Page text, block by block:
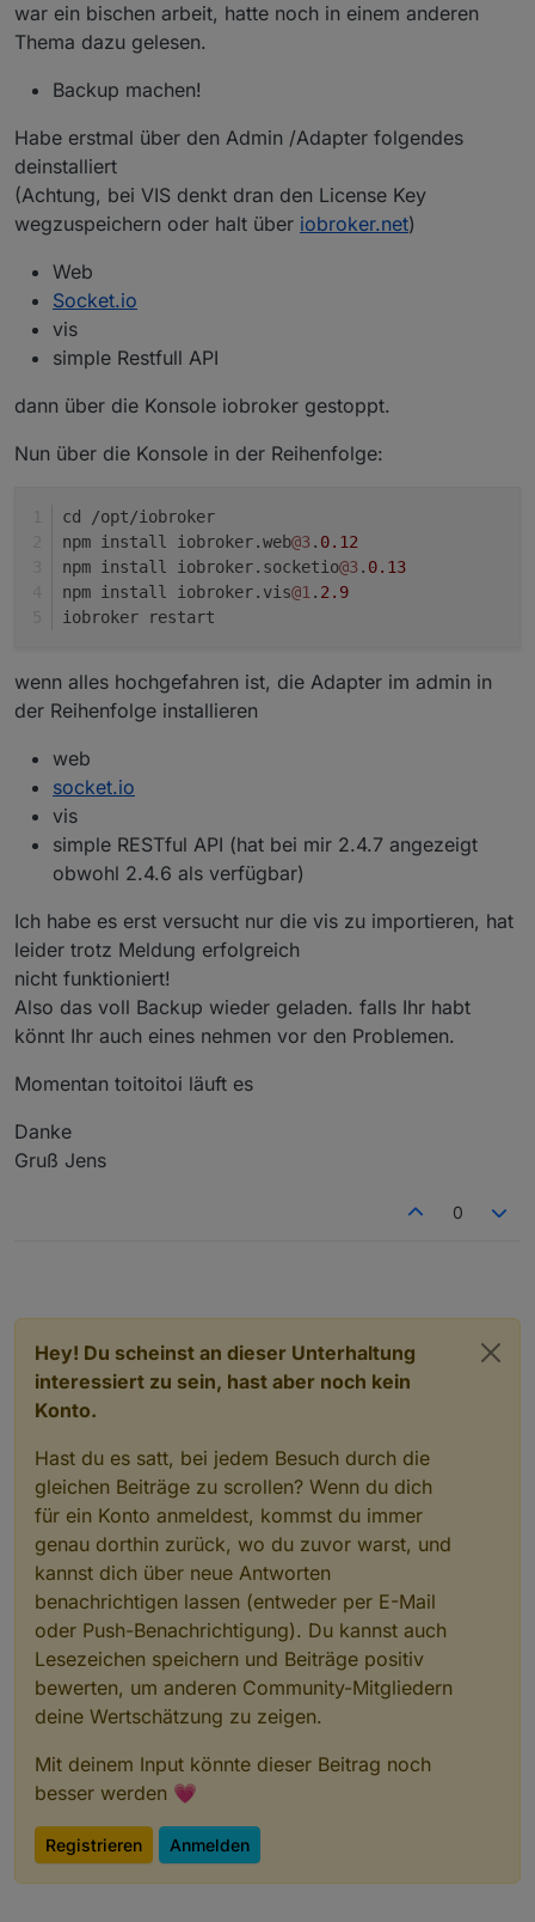
Socket 3.0.12
WEB 3.0.10
Restful API 2.4.7
Admin 4.1.7
war ein bischen arbeit, hatte noch in einem anderen
Thema dazu gelesen.
Backup machen!
Habe erstmal über den Admin /Adapter folgendes
deinstalliert
(Achtung, bei VIS denkt dran den License Key
wegzuspeichern oder halt über iobroker.net)
Web
Socket.io
vis
simple Restfull API
dann über die Konsole iobroker gestoppt.
Nun über die Konsole in der Reihenfolge:
cd /opt/iobroker
npm install iobroker.web@3 . 0.12
npm install iobroker.socketio@3 . 0.13
npm install iobroker.vis@1. 2.9
iobroker restart
wenn alles hochgefahren ist, die Adapter im admin in
der Reihenfolge installieren
web
socket.io
vis
simple RESTful API (hat bei mir 2.4.7 angezeigt
obwohl 2.4.6 als verfügbar)
Ich habe es erst versucht nur die vis zu importieren, hat
leider trotz Meldung erfolgreich
nicht funktioniert!
Also das voll Backup wieder geladen. falls Ihr habt
könnt Ihr auch eines nehmen vor den Problemen.
Momentan toitoitoi läuft es
Danke
Gruß Jens
0
Hey! Du scheinst an dieser Unterhaltung
interessiert zu sein, hast aber noch kein
Konto.
Hast du es satt, bei jedem Besuch durch die
gleichen Beiträge zu scrollen? Wenn du dich
für ein Konto anmeldest, kommst du immer
genau dorthin zurück, wo du zuvor warst, und
kannst dich über neue Antworten
benachrichtigen lassen (entweder per E-Mail
oder Push-Benachrichtigung). Du kannst auch
Lesezeichen speichern und Beiträge positiv
bewerten, um anderen Community-Mitgliedern
deine Wertschätzung zu zeigen.
Mit deinem Input könnte dieser Beitrag noch
besser werden 💗
Registrieren Anmelden